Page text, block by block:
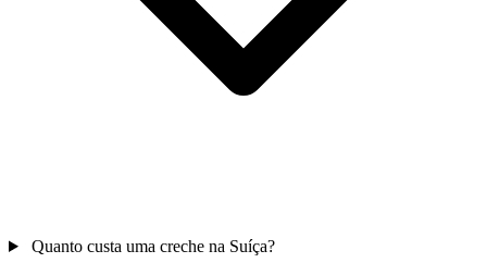
Quanto custa uma creche na Suíça?